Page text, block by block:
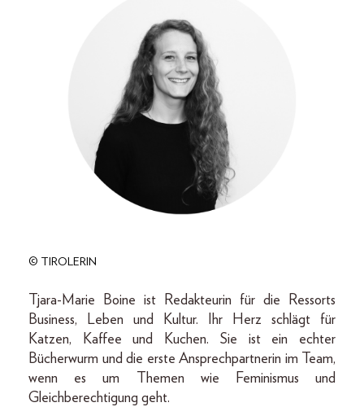
© TIROLERIN
Tjara-Marie Boine ist Redakteurin für die Ressorts
Business, Leben und Kultur. Ihr Herz schlägt für
Katzen, Kaffee und Kuchen. Sie ist ein echter
Bücherwurm und die erste Ansprechpartnerin im Team,
wenn es um Themen wie Feminismus und
Gleichberechtigung geht.